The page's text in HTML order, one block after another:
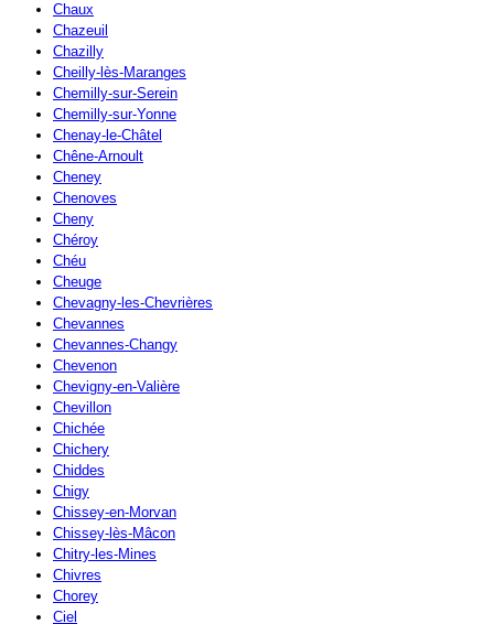
Chaux
Chazeuil
Chazilly
Cheilly-lès-Maranges
Chemilly-sur-Serein
Chemilly-sur-Yonne
Chenay-le-Châtel
Chêne-Arnoult
Cheney
Chenoves
Cheny
Chéroy
Chéu
Cheuge
Chevagny-les-Chevrières
Chevannes
Chevannes-Changy
Chevenon
Chevigny-en-Valière
Chevillon
Chichée
Chichery
Chiddes
Chigy
Chissey-en-Morvan
Chissey-lès-Mâcon
Chitry-les-Mines
Chivres
Chorey
Ciel